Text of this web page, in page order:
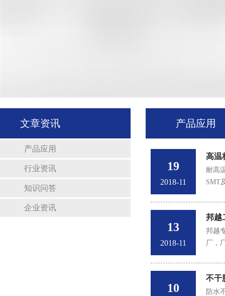
文章资讯
产品应用
行业资讯
知识问答
企业资讯
产品应用
19
2018-11
高温
耐高
SMT
13
2018-11
邦越
邦越
厂，
10
不干
防水